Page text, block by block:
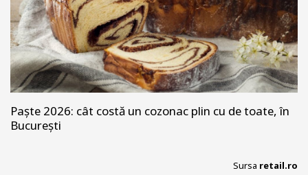
Paște 2026: cât costă un cozonac plin cu de toate, în
București
Sursa retail.ro